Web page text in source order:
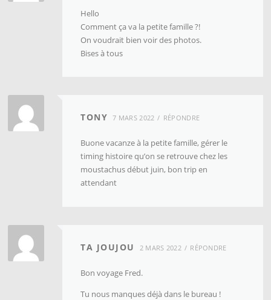
Hello
Comment ça va la petite famille ?!
On voudrait bien voir des photos.
Bises à tous
TONY 7 MARS 2022 RÉPONDRE
Buone vacanze à la petite famille, gérer le
timing histoire qu’on se retrouve chez les
moustachus début juin, bon trip en
attendant
TA JOUJOU 2 MARS 2022 RÉPONDRE
Bon voyage Fred.
Tu nous manques déjà dans le bureau !